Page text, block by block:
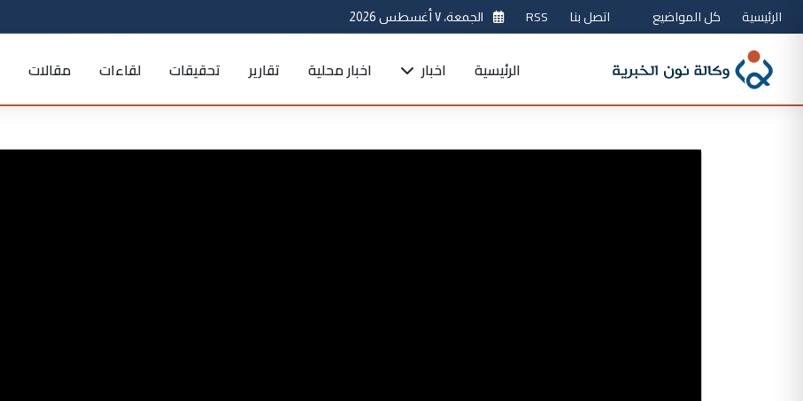
الرئيسية كل المواضيع اتصل بنا RSS الجمعة، ٧ أغسطس 2026
الرئيسية اخبار اخبار محلية تقارير تحقيقات لقاءات مقالات